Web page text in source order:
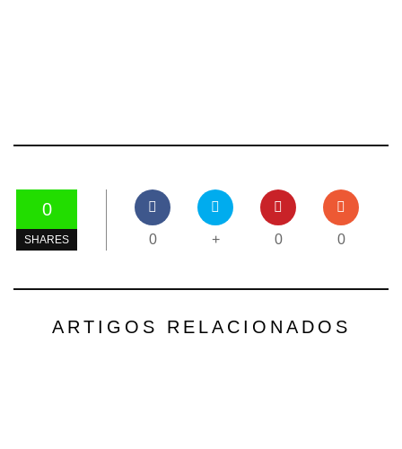
0
SHARES 0 + 0 0
ARTIGOS RELACIONADOS